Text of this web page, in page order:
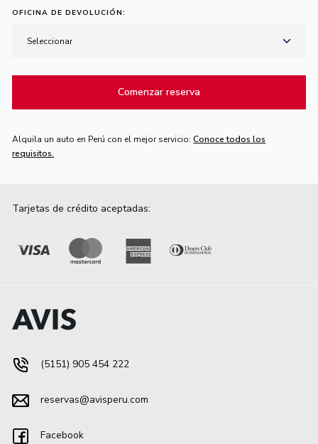
OFICINA DE DEVOLUCIÓN:
Seleccionar
Comenzar reserva
Alquila un auto en Perú con el mejor servicio:Conoce todos los
requisitos.
Tarjetas de crédito aceptadas:
(5151) 905 454 222
reservas@avisperu.com
Facebook